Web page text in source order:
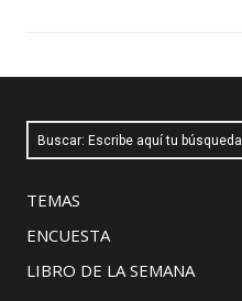
Buscar: Escribe aquí tu búsqueda
TEMAS
ENCUESTA
LIBRO DE LA SEMANA